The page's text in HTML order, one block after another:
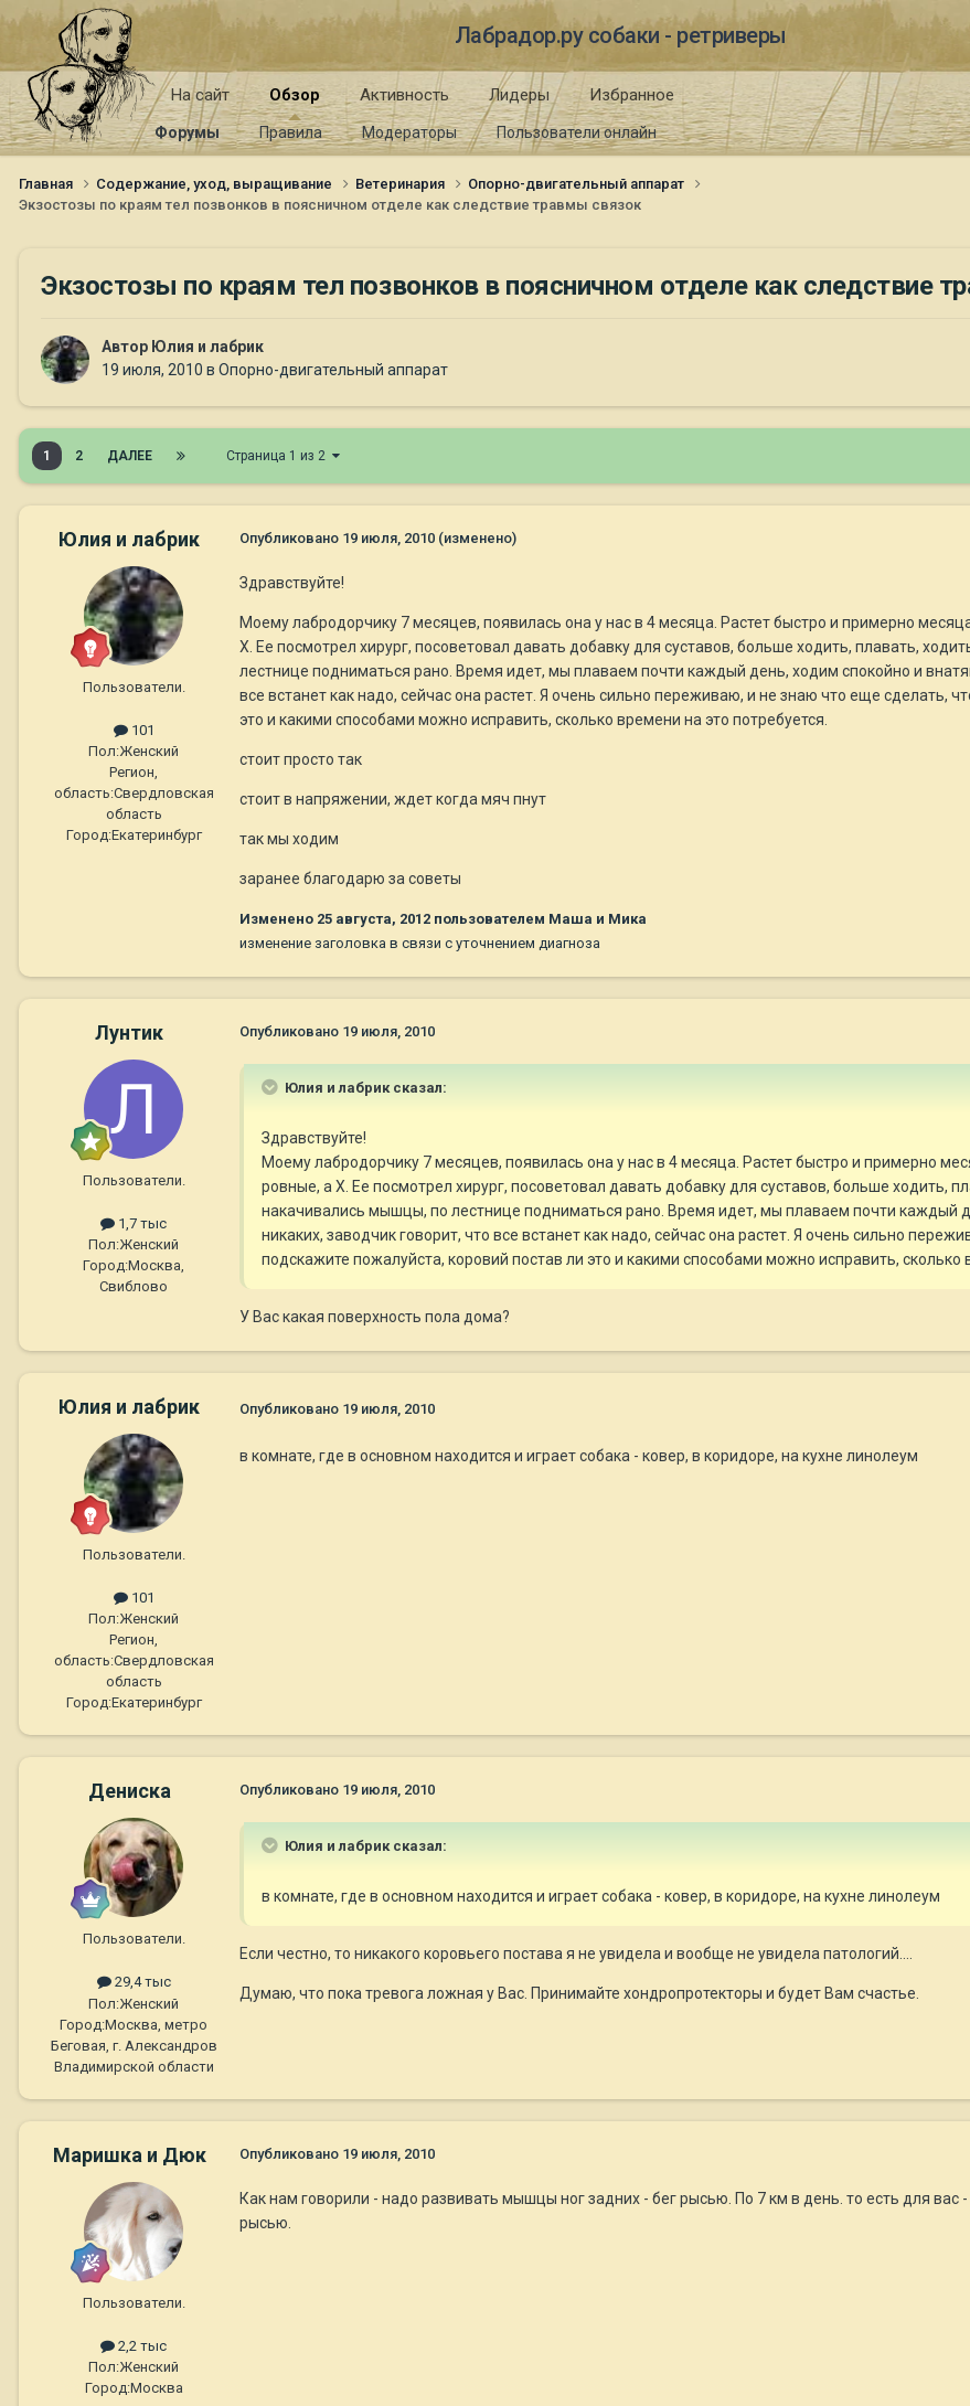
Лабрадор.ру собаки - ретриверы
На сайт Обзор
Форумы Правила Модераторы Пользователи онлайн
Активность Лидеры Избранное
Главная Содержание, уход, выращивание Ветеринария
Опорно-двигательный аппарат
Экзостозы по краям тел позвонков в поясничном отделе как следствие травмы связок
Экзостозы по краям тел позвонков в поясничном отделе как следствие
Автор Юлия и лабрик
19 июля, 2010 в Опорно-двигательный аппарат
1 2 ДАЛЕЕ Страница 1 из 2
Юлия и лабрик
Пользователи.
101
Пол:Женский
Регион,
область:Свердловская
область
Город:Екатеринбург
Опубликовано 19 июля, 2010 (изменено)
Здравствуйте!
Моему лабродорчику 7 месяцев, появилась она у нас в 4 месяца. Растет быстро и примерно
Х. Ее посмотрел хирург, посоветовал давать добавку для суставов, больше ходить, плавать,
лестнице подниматься рано. Время идет, мы плаваем почти каждый день, ходим спокойно и
все встанет как надо, сейчас она растет. Я очень сильно переживаю, и не знаю что еще сделать,
это и какими способами можно исправить, сколько времени на это потребуется.
стоит просто так
стоит в напряжении, ждет когда мяч пнут
так мы ходим
заранее благодарю за советы
Изменено 25 августа, 2012 пользователем Маша и Мика
изменение заголовка в связи с уточнением диагноза
Лунтик
Пользователи.
1,7 тыс
Пол:Женский
Город:Москва,
Свиблово
Опубликовано 19 июля, 2010
Юлия и лабрик сказал:
Здравствуйте!
Моему лабродорчику 7 месяцев, появилась она у нас в 4 месяца. Растет быстро и примерно
ровные, а Х. Ее посмотрел хирург, посоветовал давать добавку для суставов, больше ходить,
накачивались мышцы, по лестнице подниматься рано. Время идет, мы плаваем почти каждый
никаких, заводчик говорит, что все встанет как надо, сейчас она растет. Я очень сильно
подскажите пожалуйста, коровий постав ли это и какими способами можно исправить, сколько
У Вас какая поверхность пола дома?
Юлия и лабрик
Пользователи.
101
Пол:Женский
Регион,
область:Свердловская
область
Город:Екатеринбург
Опубликовано 19 июля, 2010
в комнате, где в основном находится и играет собака - ковер, в коридоре, на кухне линолеум
Дениска
Пользователи.
29,4 тыс
Пол:Женский
Город:Москва, метро
Беговая, г. Александров
Владимирской области
Опубликовано 19 июля, 2010
Юлия и лабрик сказал:
в комнате, где в основном находится и играет собака - ковер, в коридоре, на кухне линолеум
Если честно, то никакого коровьего постава я не увидела и вообще не увидела патологий....
Думаю, что пока тревога ложная у Вас. Принимайте хондропротекторы и будет Вам счастье.
Маришка и Дюк
Пользователи.
2,2 тыс
Пол:Женский
Город:Москва
Опубликовано 19 июля, 2010
Как нам говорили - надо развивать мышцы ног задних - бег рысью. По 7 км в день. то есть для
рысью.